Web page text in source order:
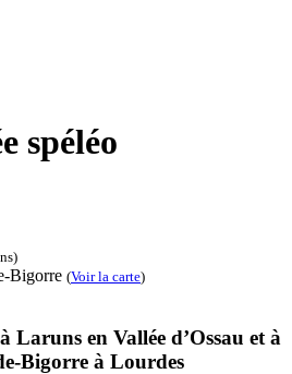
spéléo
Bigorre (Voir la carte)
Laruns en Vallée d’Ossau et à
Bigorre à Lourdes